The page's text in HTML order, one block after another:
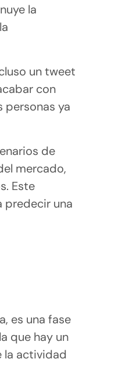
la
un tweet
con
personas ya
de
mercado,
Este
predecir una
es una fase
que hay un
la actividad